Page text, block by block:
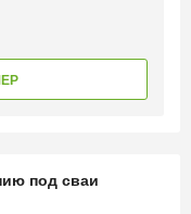
под сваи